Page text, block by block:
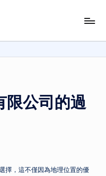
限公司的過
擇，這不僅因為地理位置的優